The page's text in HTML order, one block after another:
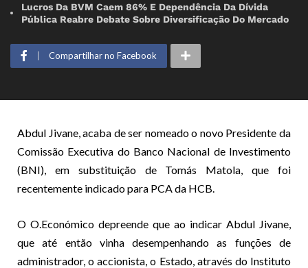
Lucros Da BVM Caem 86% E Dependência Da Dívida
Pública Reabre Debate Sobre Diversificação Do Mercado
Compartilhar no Facebook
Abdul Jivane, acaba de ser nomeado o novo Presidente da
Comissão Executiva do Banco Nacional de Investimento
(BNI), em substituição de Tomás Matola, que foi
recentemente indicado para PCA da HCB.
O O.Económico depreende que ao indicar Abdul Jivane,
que até então vinha desempenhando as funções de
administrador, o accionista, o Estado, através do Instituto